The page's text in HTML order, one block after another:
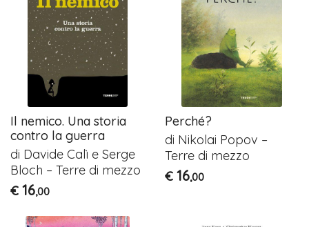
Il nemico. Una storia
contro la guerra
di Davide Calì e Serge
Bloch – Terre di mezzo
€ 16,00
Perché?
di Nikolai Popov –
Terre di mezzo
€ 16,00